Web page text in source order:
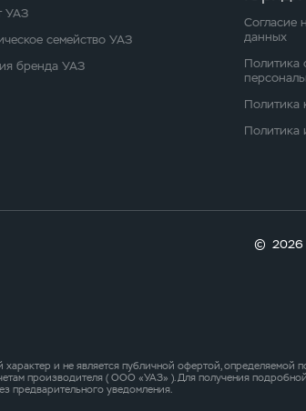
УАЗ
семейство УАЗ
бренда УАЗ
Согласие
данных
Политика
Политика
Политика
© 2026
и не является публичной офертой, определяемой
производителя ( ООО «УАЗ» ). Для получения
предварительного уведомления.